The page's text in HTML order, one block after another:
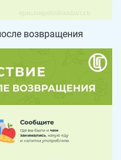
возвращения